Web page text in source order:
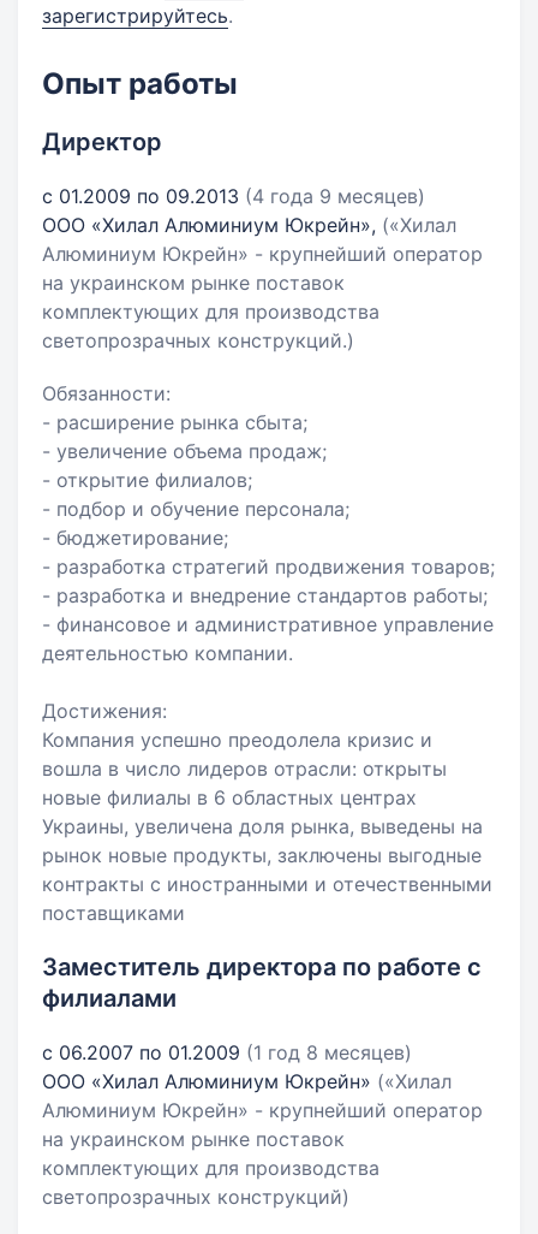
зарегистрируйтесь.
Опыт работы
Директор
с 01.2009 по 09.2013 (4 года 9 месяцев)
ООО «Хилал Алюминиум Юкрейн», («Хилал
Алюминиум Юкрейн» - крупнейший оператор
на украинском рынке поставок
комплектующих для производства
светопрозрачных конструкций.)
Обязанности:
- расширение рынка сбыта;
- увеличение объема продаж;
- открытие филиалов;
- подбор и обучение персонала;
- бюджетирование;
- разработка стратегий продвижения товаров;
- разработка и внедрение стандартов работы;
- финансовое и административное управление
деятельностью компании.
Достижения:
Компания успешно преодолела кризис и
вошла в число лидеров отрасли: открыты
новые филиалы в 6 областных центрах
Украины, увеличена доля рынка, выведены на
рынок новые продукты, заключены выгодные
контракты с иностранными и отечественными
поставщиками
Заместитель директора по работе с
филиалами
с 06.2007 по 01.2009 (1 год 8 месяцев)
ООО «Хилал Алюминиум Юкрейн» («Хилал
Алюминиум Юкрейн» - крупнейший оператор
на украинском рынке поставок
комплектующих для производства
светопрозрачных конструкций)